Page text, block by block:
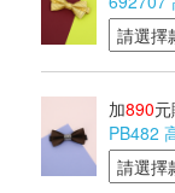
加890
PB482